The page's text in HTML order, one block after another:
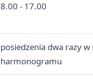
8.00 - 17.00
posiedzenia dwa razy w
harmonogramu